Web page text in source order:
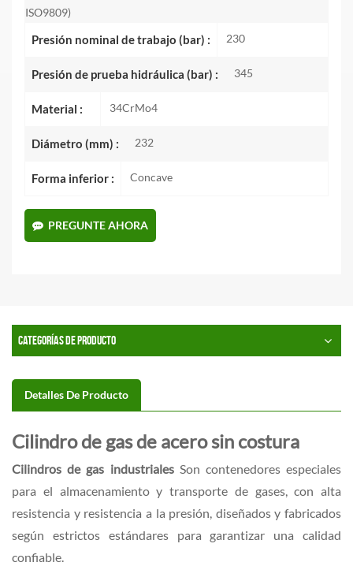
ISO9809)
Presión nominal de trabajo (bar) : 230
Presión de prueba hidráulica (bar) : 345
Material : 34CrMo4
Diámetro (mm) : 232
Forma inferior : Concave
PREGUNTE AHORA
CATEGORÍAS DE PRODUCTO
Detalles De Producto
Cilindro de gas de acero sin costura
Cilindros de gas industrialesSon contenedores especiales
para el almacenamiento y transporte de gases, con alta
resistencia y resistencia a la presión, diseñados y fabricados
según estrictos estándares para garantizar una calidad
confiable.